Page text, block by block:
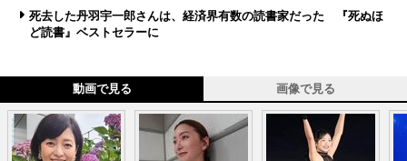
死去した丹羽宇一郎さんは、経済界有数の読書家だった 『死ぬほ
ど読書』ベストセラーに
動画で見る 画像で見る